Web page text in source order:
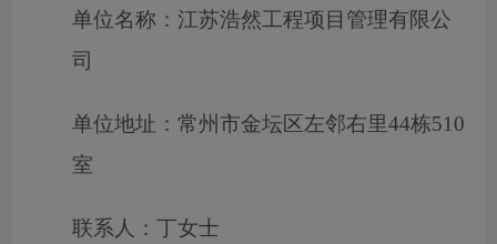
单位名称：江苏浩然工程项目管理有限公
司
单位地址：常州市金坛区左邻右里44栋510
室
联系人：丁女士